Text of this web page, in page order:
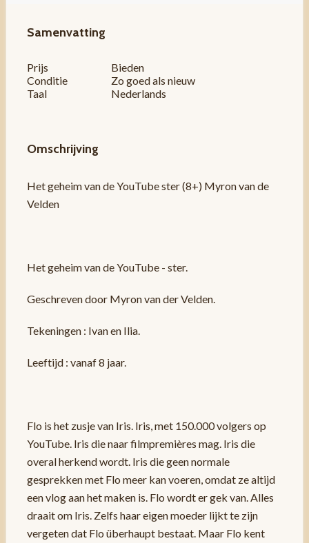
Samenvatting
Prijs
Bieden
Conditie
Zo goed als nieuw
Taal
Nederlands
Omschrijving
Het geheim van de YouTube ster (8+) Myron van de
Velden
Het geheim van de YouTube - ster.
Geschreven door Myron van der Velden.
Tekeningen : Ivan en Ilia.
Leeftijd : vanaf 8 jaar.
Flo is het zusje van Iris. Iris, met 150.000 volgers op
YouTube. Iris die naar filmpremières mag. Iris die
overal herkend wordt. Iris die geen normale
gesprekken met Flo meer kan voeren, omdat ze altijd
een vlog aan het maken is. Flo wordt er gek van. Alles
draait om Iris. Zelfs haar eigen moeder lijkt te zijn
vergeten dat Flo überhaupt bestaat. Maar Flo kent